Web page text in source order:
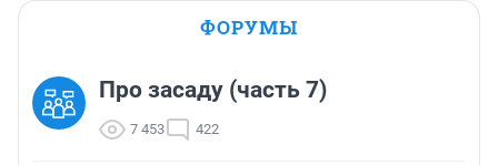
ФОРУМЫ
Про засаду (часть 7)
7 453 422